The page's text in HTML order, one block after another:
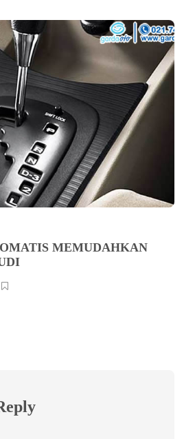
MEMUDAHKAN